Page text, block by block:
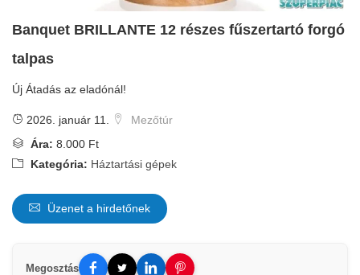
Banquet BRILLANTE 12 részes fűszertartó forgó
talpas
Új Átadás az eladónál!
2026. január 11.
Mezőtúr
Ára: 8.000 Ft
Kategória: Háztartási gépek
Üzenet a hirdetőnek
Megosztás